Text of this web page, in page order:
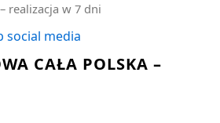
realizacja w 7 dni
social media
CAŁA POLSKA –